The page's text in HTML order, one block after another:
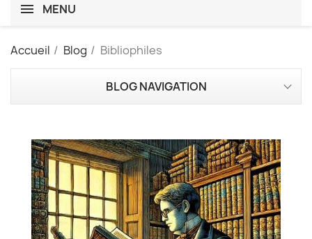
MENU
Accueil Blog Bibliophiles
BLOG NAVIGATION